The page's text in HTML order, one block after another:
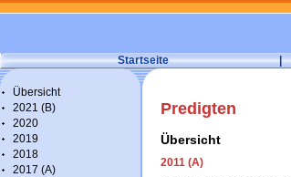
Startseite |
Übersicht
2021 (B)
2020
2019
2018
2017 (A)
Predigten
Übersicht
2011 (A)